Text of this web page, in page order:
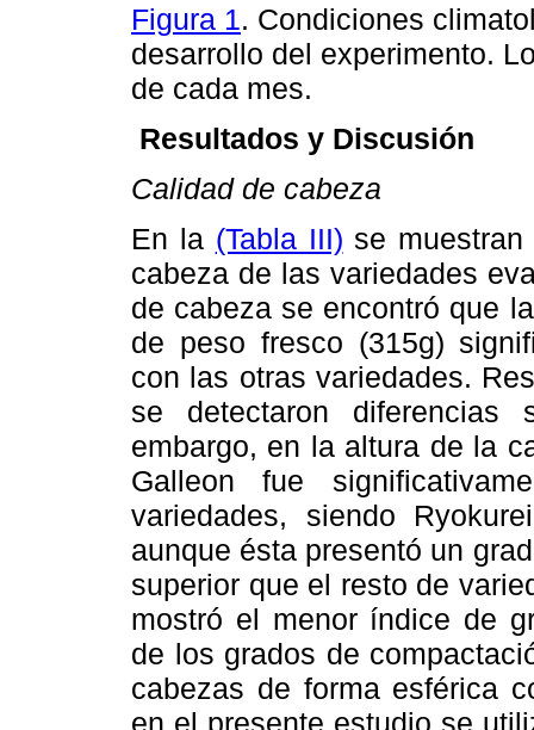
Figura 1. Condiciones
desarrollo del experimento.
de cada mes.
Resultados y Discusión
Calidad de cabeza
En la (Tabla III) se
cabeza de las variedades
de cabeza se encontró que
de peso fresco (315g)
con las otras variedades.
se detectaron diferencias
embargo, en la altura de la
Galleon fue
variedades, siendo
aunque ésta presentó un
superior que el resto de
mostró el menor índice de
de los grados de
cabezas de forma esférica
en el presente estudio se